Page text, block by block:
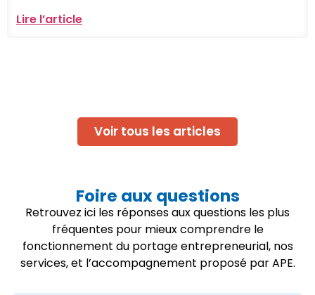
Lire l’article
Voir tous les articles
Foire aux questions
Retrouvez ici les réponses aux questions les plus
fréquentes pour mieux comprendre le
fonctionnement du portage entrepreneurial, nos
services, et l’accompagnement proposé par APE.